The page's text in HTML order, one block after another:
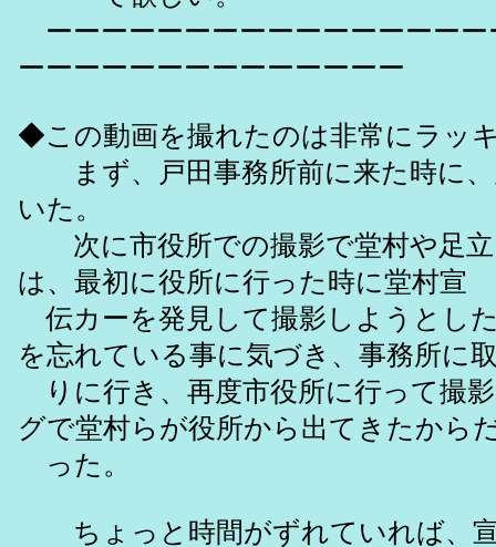
ーーーーーーーーーーーーーーーー
ーーーーーーーーーーーーーー
◆この動画を撮れたのは非常にラッ
まず、戸田事務所前に来た時に、
いた。
次に市役所での撮影で堂村や足立
は、最初に役所に行った時に堂村宣
伝カーを発見して撮影しようとし
を忘れている事に気づき、事務所に
りに行き、再度市役所に行って撮
グで堂村らが役所から出てきたから
った。
ちょっと時間がずれていれば、